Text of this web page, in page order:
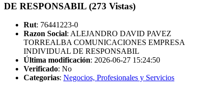
DE RESPONSABIL (273 Vistas)
Rut: 76441223-0
Razon Social: ALEJANDRO DAVID PAVEZ
TORREALBA COMUNICACIONES EMPRESA
INDIVIDUAL DE RESPONSABIL
Última modificación: 2026-06-27 15:24:50
Verificado: No
Categorias: Negocios, Profesionales y Servicios